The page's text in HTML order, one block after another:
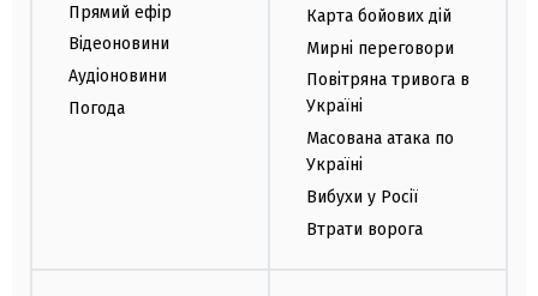
Прямий ефір
Відеоновини
Аудіоновини
Погода
Карта бойових дій
Мирні переговори
Повітряна тривога в
Україні
Масована атака по
Україні
Вибухи у Росії
Втрати ворога